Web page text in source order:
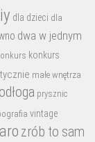
dla dzieci dla
dwa w jednym
konkurs
małe wnętrza
prysznic
vintage
zrób to sam